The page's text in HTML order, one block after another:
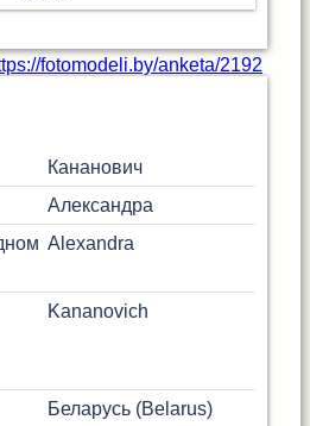
fotomodeli.by/anketa/2192
Кананович
Александра
Alexandra
Kananovich
Беларусь (Belarus)